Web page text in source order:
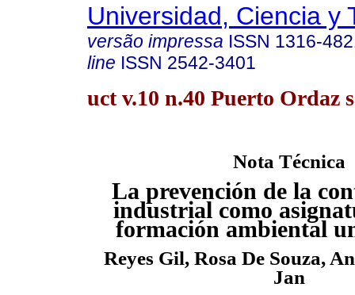
Universidad, Ciencia y
versão impressa ISSN 1316-
line ISSN 2542-3401
uct v.10 n.40 Puerto Ordaz
Nota Técnica
La prevención de la
industrial como
formación ambiental
Reyes Gil, Rosa De Souza,
Jan